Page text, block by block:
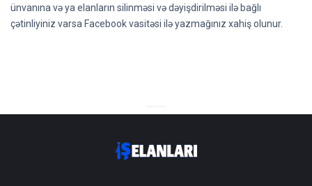
ünvanına və ya elanların silinməsi və dəyişdirilməsi ilə bağlı
çətinliyiniz varsa Facebook vasitəsi ilə yazmağınız xahiş olunur.